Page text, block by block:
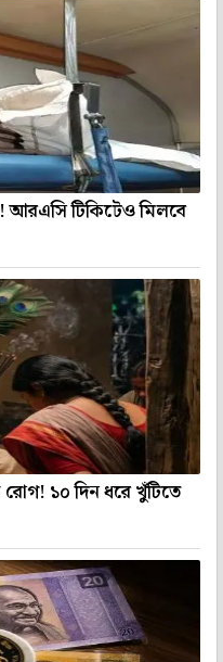
আরএসি টিকিটেও মিলবে
রোগ! ১০ দিন ধরে খুঁটিতে